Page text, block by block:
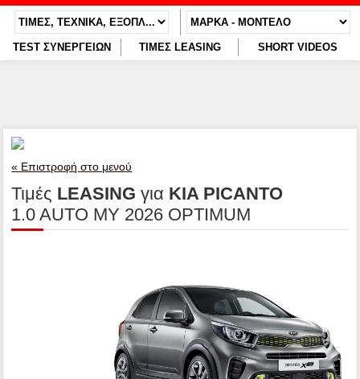
TEST ΣΥΝΕΡΓΕΙΩΝ ΤΙΜΕΣ LEASING SHORT VIDEOS
« Επιστροφή στο μενού
Τιμές LEASING για KIA PICANTO
1.0 AUTO MY 2026 OPTIMUM